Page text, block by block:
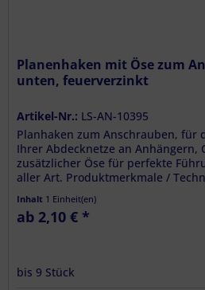
Planenhaken mit Öse zum
unten, feuerverzinkt
Artikel-Nr.: LS-AN-10395
Planhaken zum Anschrauben, für
Ihrer Abdecknetze an Anhängern,
zusätzlicher Öse für perfekte
aller Art. Produktmerkmale /
Inhalt 1 Einheit(en)
ab 2,10 € *
bis 9 Stück